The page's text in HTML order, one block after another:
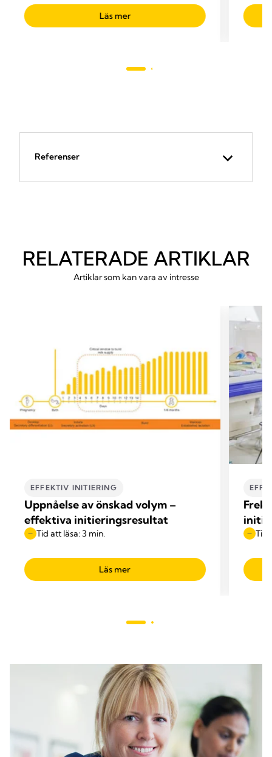
av
5
Läs mer
27
Referenser
RELATERADE ARTIKLAR
Artiklar som kan vara av intresse
EFFEKTIV INITIERING
Uppnåelse av önskad volym –
effektiva initieringsresultat
Tid att läsa: 3 min.
Läs mer
Tid